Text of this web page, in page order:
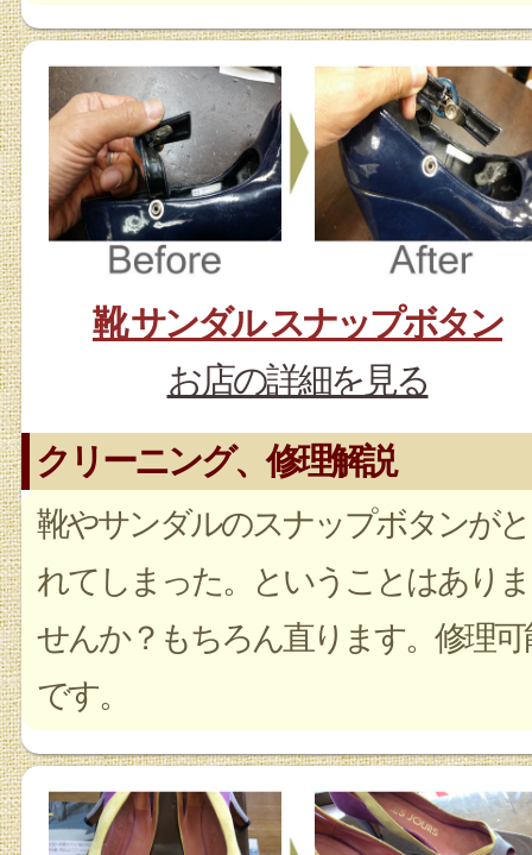
靴 サンダル スナップボタン
お店の詳細を見る
クリーニング、修理解説
靴やサンダルのスナップボタンがと
れてしまった。ということはありま
せんか？もちろん直ります。修理可
です。